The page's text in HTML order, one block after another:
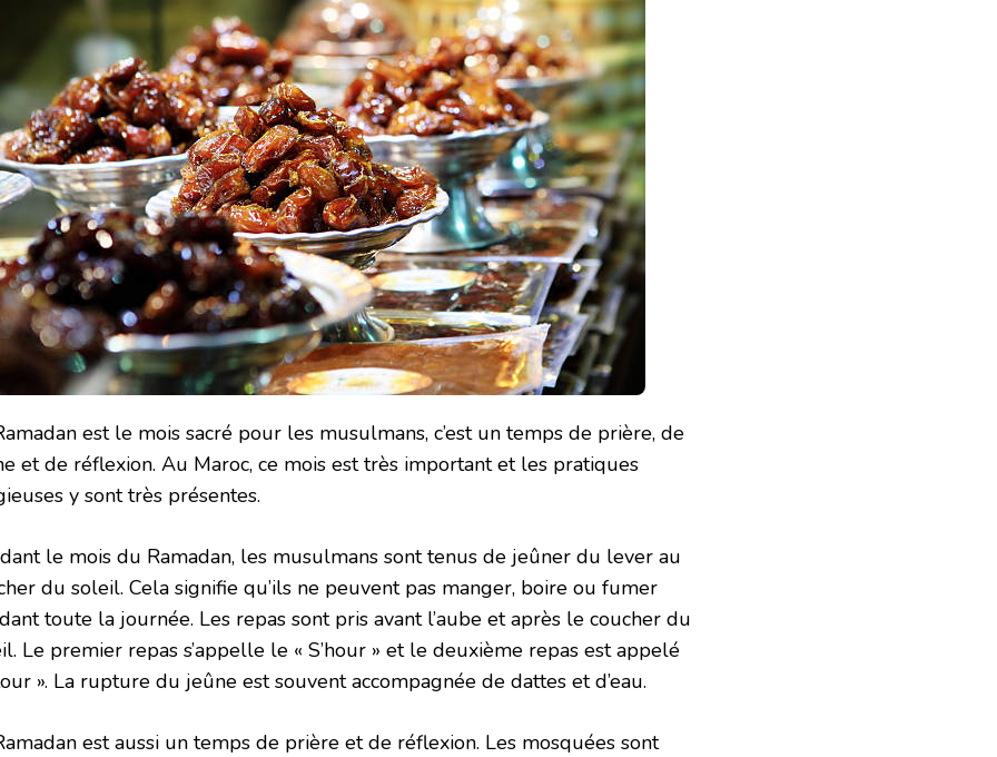
est le mois sacré pour les musulmans, c’est un temps de prière, de
et de réflexion. Au Maroc, ce mois est très important et les pratiques
y sont très présentes.
le mois du Ramadan, les musulmans sont tenus de jeûner du lever au
du soleil. Cela signifie qu’ils ne peuvent pas manger, boire ou fumer
toute la journée. Les repas sont pris avant l’aube et après le coucher du
Le premier repas s’appelle le « S’hour » et le deuxième repas est appelé
». La rupture du jeûne est souvent accompagnée de dattes et d’eau.
est aussi un temps de prière et de réflexion. Les mosquées sont